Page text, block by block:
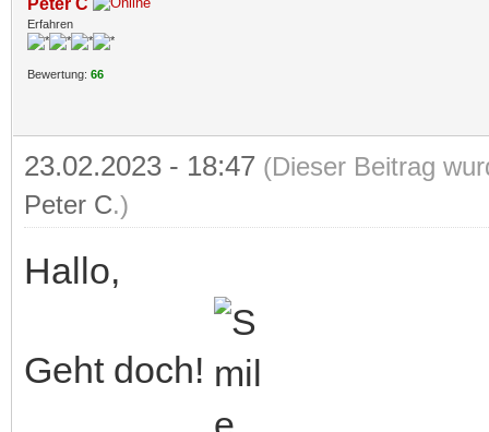
Peter C
Erfahren
Bewertung: 66
23.02.2023 - 18:47 (Dieser Beitrag
Peter C.)
Hallo,
Geht doch!